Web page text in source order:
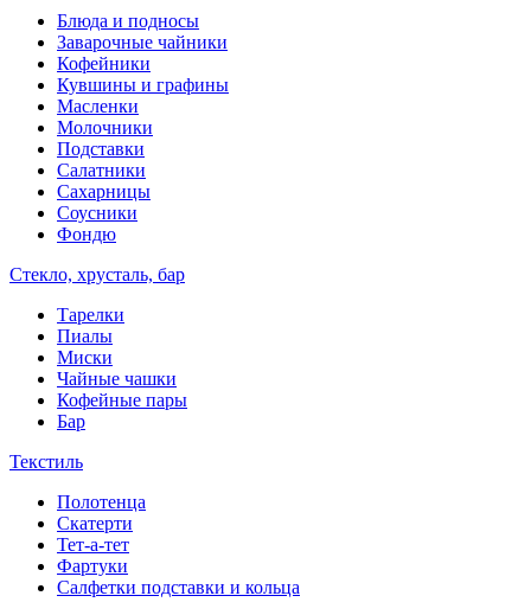
Блюда и подносы
Заварочные чайники
Кофейники
Кувшины и графины
Масленки
Молочники
Подставки
Салатники
Сахарницы
Соусники
Фондю
Стекло, хрусталь, бар
Тарелки
Пиалы
Миски
Чайные чашки
Кофейные пары
Бар
Текстиль
Полотенца
Скатерти
Тет-а-тет
Фартуки
Салфетки подставки и кольца